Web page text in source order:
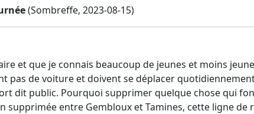
(Sombreffe, 2023-08-15)
et que je connais beaucoup de jeunes et moins
pas de voiture et doivent se déplacer
dit public. Pourquoi supprimer quelque chose qui
supprimée entre Gembloux et Tamines, cette ligne de